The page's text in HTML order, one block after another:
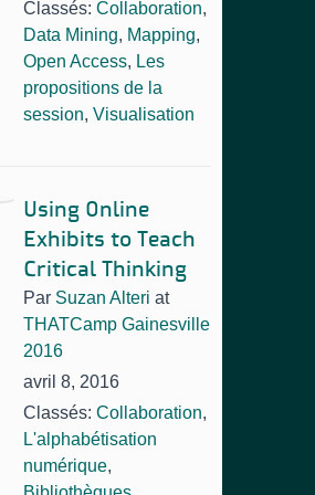
Classés: Collaboration,
Data Mining, Mapping,
Open Access, Les
propositions de la
session, Visualisation
Using Online
Exhibits to Teach
Critical Thinking
Par Suzan Alteri at
THATCamp Gainesville
2016
avril 8, 2016
Classés: Collaboration,
L'alphabétisation
numérique,